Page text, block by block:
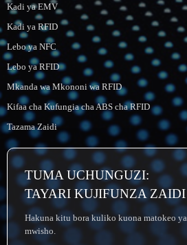
Kadi ya EMV
Kadi ya RFID
Lebo ya NFC
Lebo ya RFID
Mkanda wa Mkononi wa RFID
Kifaa cha Kufungia cha ABS cha RFID
Tazama Zaidi
TUMA UCHUNGUZI:
TAYARI KUJIFUNZA ZAIDI
Hakuna kitu bora kuliko kuona matokeo ya
mwisho.